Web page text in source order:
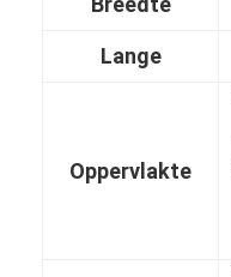
Lange
Oppervlakte